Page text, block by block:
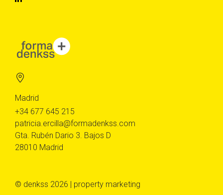
Madrid
+34 677 645 215
patricia.ercilla@formadenkss.com
Gta. Rubén Dario 3. Bajos D
28010 Madrid
© denkss 2026 | property marketing